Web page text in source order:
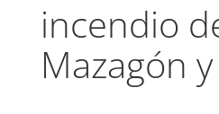
incendio
Mazagón